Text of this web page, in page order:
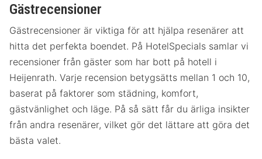
Gästrecensioner
Gästrecensioner är viktiga för att hjälpa resenärer att
hitta det perfekta boendet. På HotelSpecials samlar vi
recensioner från gäster som har bott på hotell i
Heijenrath. Varje recension betygsätts mellan 1 och 10,
baserat på faktorer som städning, komfort,
gästvänlighet och läge. På så sätt får du ärliga insikter
från andra resenärer, vilket gör det lättare att göra det
bästa valet.